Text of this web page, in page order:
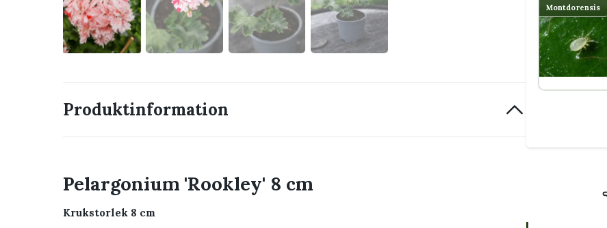
Produktinformation
Pelargonium 'Rookley' 8 cm
Krukstorlek 8 cm
Montdorensis